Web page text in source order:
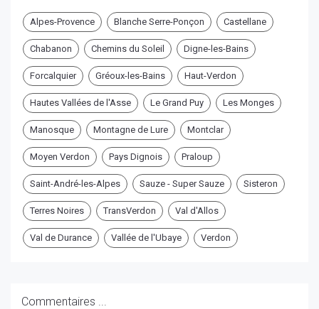
Alpes-Provence Blanche Serre-Ponçon Castellane
Chabanon Chemins du Soleil Digne-les-Bains
Forcalquier Gréoux-les-Bains Haut-Verdon
Hautes Vallées de l'Asse Le Grand Puy Les Monges
Manosque Montagne de Lure Montclar
Moyen Verdon Pays Dignois Praloup
Saint-André-les-Alpes Sauze - Super Sauze Sisteron
Terres Noires TransVerdon Val d'Allos
Val de Durance Vallée de l'Ubaye Verdon
Commentaires ...